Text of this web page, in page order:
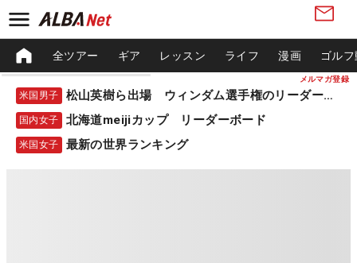
メルマガ登録
全ツアー ギア レッスン ライフ 漫画 ゴル
米国男子 松山英樹ら出場 ウィンダム選手権のリーダーボード
国内女子 北海道meijiカップ リーダーボード
米国女子 最新の世界ランキング